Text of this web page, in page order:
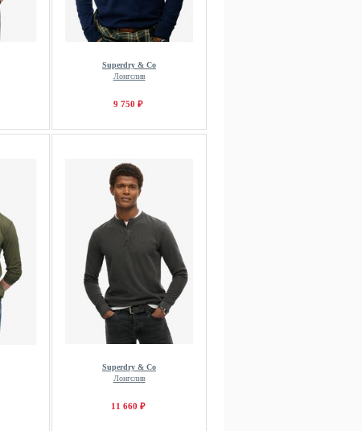
Superdry & Co
Лонгслив
9 750 ₽
Superdry & Co
Лонгслив
11 660 ₽